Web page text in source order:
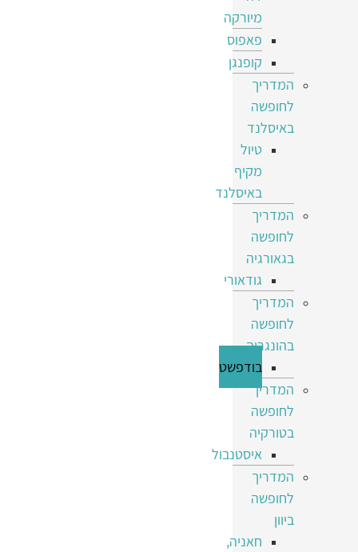
מיורקה
פאפוס
קופנגן
המדריך
לחופשה
באיסלנד
טיול
מקיף
באיסלנד
המדריך
לחופשה
בגאורגיה
גודאורי
המדריך
לחופשה
בהונגריה
בודפשט
המדריך
לחופשה
בטורקיה
איסטנבול
המדריך
לחופשה
ביוון
חאניה,